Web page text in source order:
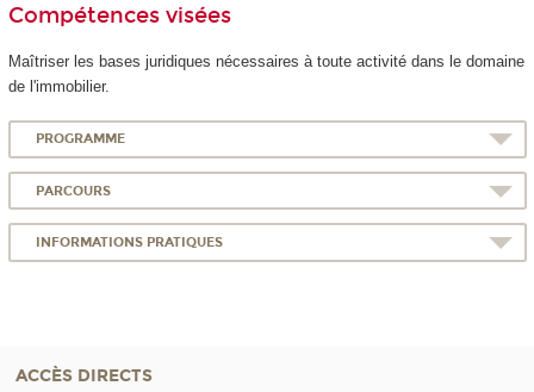
Compétences visées
Maîtriser les bases juridiques nécessaires à toute activité dans le domaine
de l'immobilier.
PROGRAMME
PARCOURS
INFORMATIONS PRATIQUES
ACCÈS DIRECTS